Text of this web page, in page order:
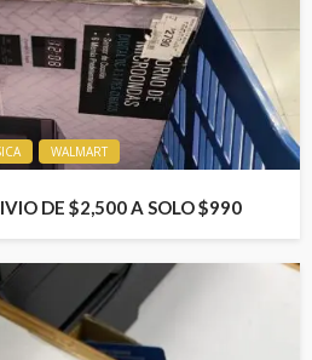
WALMART
DE $2,500 A SOLO $990